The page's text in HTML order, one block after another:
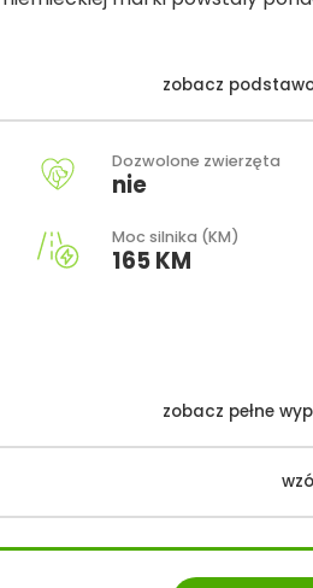
zobacz
Dozwolone zwierzęta
nie
Moc silnika (KM)
165 KM
zobacz pełne